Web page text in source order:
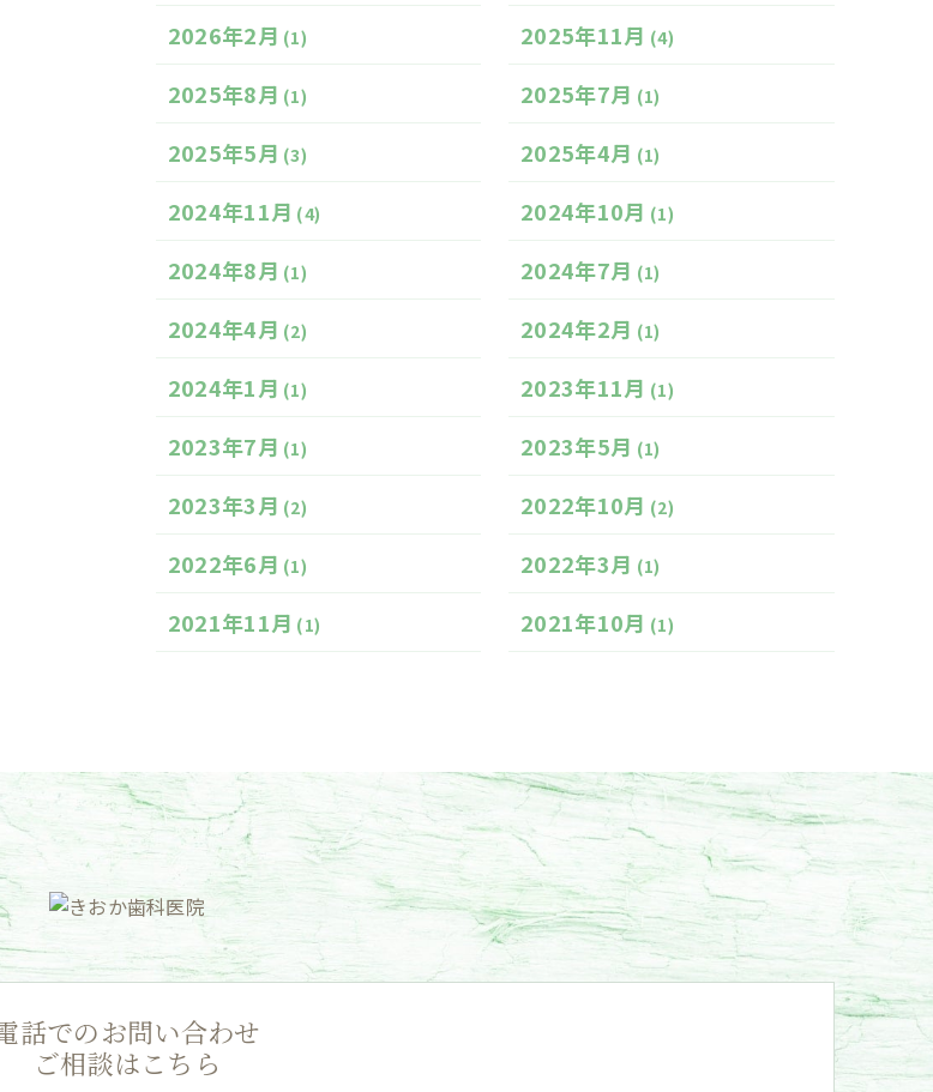
2026年2月 (1) 2025年11月 (4)
2025年8月 (1) 2025年7月 (1)
2025年5月 (3) 2025年4月 (1)
2024年11月 (4) 2024年10月 (1)
2024年8月 (1) 2024年7月 (1)
2024年4月 (2) 2024年2月 (1)
2024年1月 (1) 2023年11月 (1)
2023年7月 (1) 2023年5月 (1)
2023年3月 (2) 2022年10月 (2)
2022年6月 (1) 2022年3月 (1)
2021年11月 (1) 2021年10月 (1)
話でのお問い合わせ
ご相談はこちら